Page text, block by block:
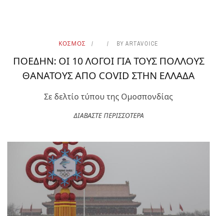
ΚΟΣΜΟΣ BY ARTAVOICE
ΠΟΕΔΗΝ: ΟΙ 10 ΛΟΓΟΙ ΓΙΑ ΤΟΥΣ ΠΟΛΛΟΥΣ
ΘΑΝΑΤΟΥΣ ΑΠΟ COVID ΣΤΗΝ ΕΛΛΑΔΑ
Σε δελτίο τύπου της Ομοσπονδίας
ΔΙΑΒΑΣΤΕ ΠΕΡΙΣΣΟΤΕΡΑ